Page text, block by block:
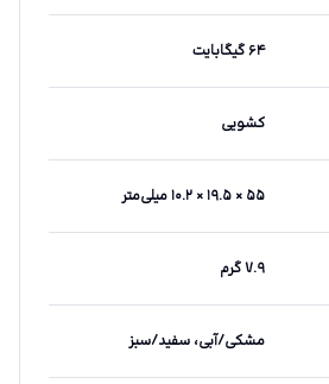
۶۴ گیگابایت
کشویی
۵۵ × ۱۹.۵ × ۱۰.۲ میلی‌متر
۷.۹ گرم
مشکی/آبی، سفید/سبز